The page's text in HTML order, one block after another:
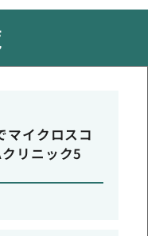
マイクロスコ
リニック5